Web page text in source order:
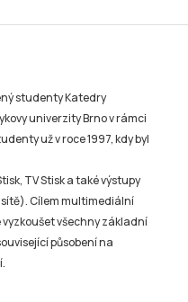
studenty Katedry
univerzity Brno v rámci
už v roce 1997, kdy byl
TV Stisk a také výstupy
Cílem multimediální
všechny základní
působení na